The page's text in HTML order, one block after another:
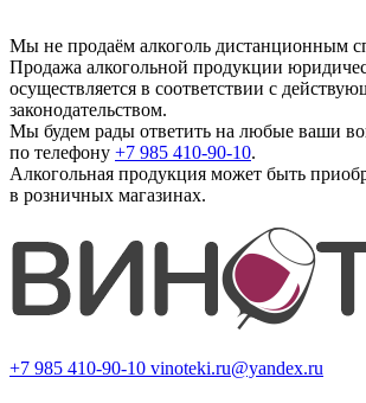
Мы не продаём алкоголь дистанционным
Продажа алкогольной продукции
осуществляется в соответствии с
законодательством.
Мы будем рады ответить на любые ваши
по телефону +7 985 410-90-10.
Алкогольная продукция может быть
в розничных магазинах.
+7 985 410-90-10 vinoteki.ru@yandex.ru